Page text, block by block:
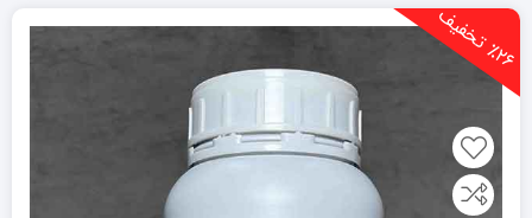
٪2
6
ت
خ
ف
یف